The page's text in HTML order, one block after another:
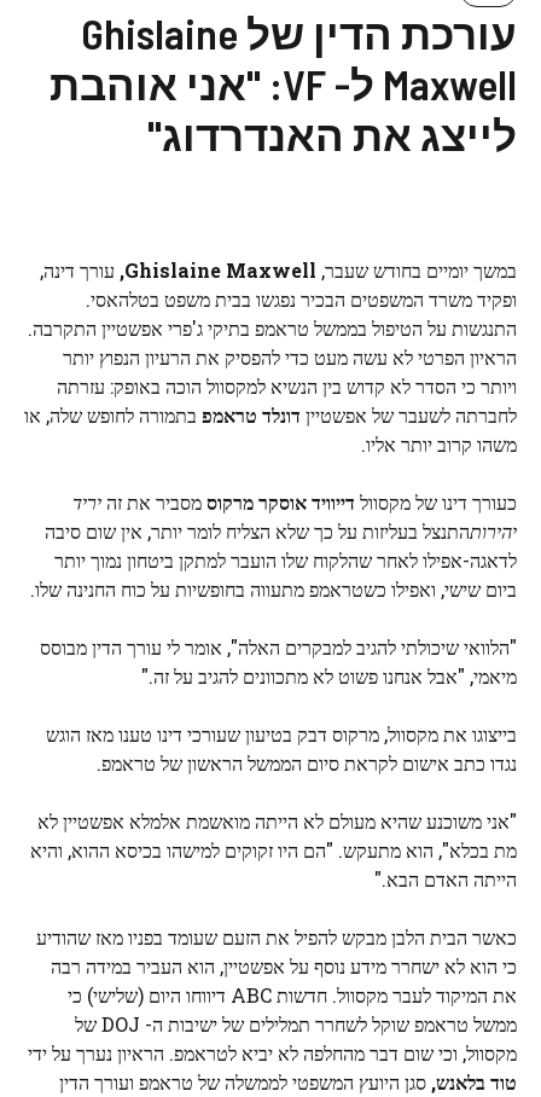
עורכת הדין של Ghislaine
Maxwell ל- VF: "אני אוהבת
לייצג את האנדרדוג"
במשך יומיים בחודש שעבר, Ghislaine Maxwell, עורך דינה,
ופקיד משרד המשפטים הבכיר נפגשו בבית משפט בטלהאסי.
התנגשות על הטיפול בממשל טראמפ בתיקי ג'פרי אפשטיין התקרבה.
הראיון הפרטי לא עשה מעט כדי להפסיק את הרעיון הנפוץ יותר
ויותר כי הסדר לא קדוש בין הנשיא למקסוול הוכה באופק: עזרתה
לחברתה לשעבר של אפשטיין דונלד טראמפ בתמורה לחופש שלה, או
משהו קרוב יותר אליו.
כעורך דינו של מקסוול דייוויד אוסקר מרקוסמסביר את זהיריד
יהירותהתנצל בעליזות על כך שלא הצליח לומר יותר, אין שום סיבה
לדאגה-אפילו לאחר שהלקוח שלו הועבר למתקן ביטחון נמוך יותר
ביום שישי, ואפילו כשטראמפ מתעווה בחופשיות על כוח החנינה שלו.
"הלוואי שיכולתי להגיב למבקרים האלה", אומר לי עורך הדין מבוסס
מיאמי, "אבל אנחנו פשוט לא מתכוונים להגיב על זה."
בייצוגו את מקסוול, מרקוס דבק בטיעון שעורכי דינו טענו מאז הוגש
נגדו כתב אישום לקראת סיום הממשל הראשון של טראמפ.
"אני משוכנע שהיא מעולם לא הייתה מואשמת אלמלא אפשטיין לא
מת בכלא", הוא מתעקש. "הם היו זקוקים למישהו בכיסא ההוא, והיא
הייתה האדם הבא."
כאשר הבית הלבן מבקש להפיל את הזעם שעומד בפניו מאז שהודיע
כי הוא לא ישחרר מידע נוסף על אפשטיין, הוא העביר במידה רבה
את המיקוד לעבר מקסוול. חדשות ABC דיווחו היום (שלישי) כי
ממשל טראמפ שוקל לשחרר תמלילים של ישיבות ה- DOJ של
מקסוול, וכי שום דבר מהחלפה לא יביא לטראמפ. הראיון נערך על ידי
טוד בלאנש, סגן היועץ המשפטי לממשלה של טראמפ ועורך הדין